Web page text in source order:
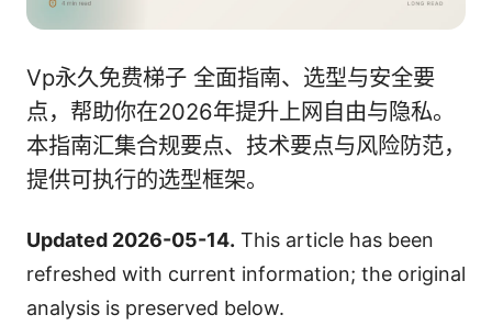
Vp永久免费梯子 全面指南、选型与安全要
点，帮助你在2026年提升上网自由与隐私。
本指南汇集合规要点、技术要点与风险防范，
提供可执行的选型框架。
Updated 2026-05-14. This article has been
refreshed with current information; the original
analysis is preserved below.